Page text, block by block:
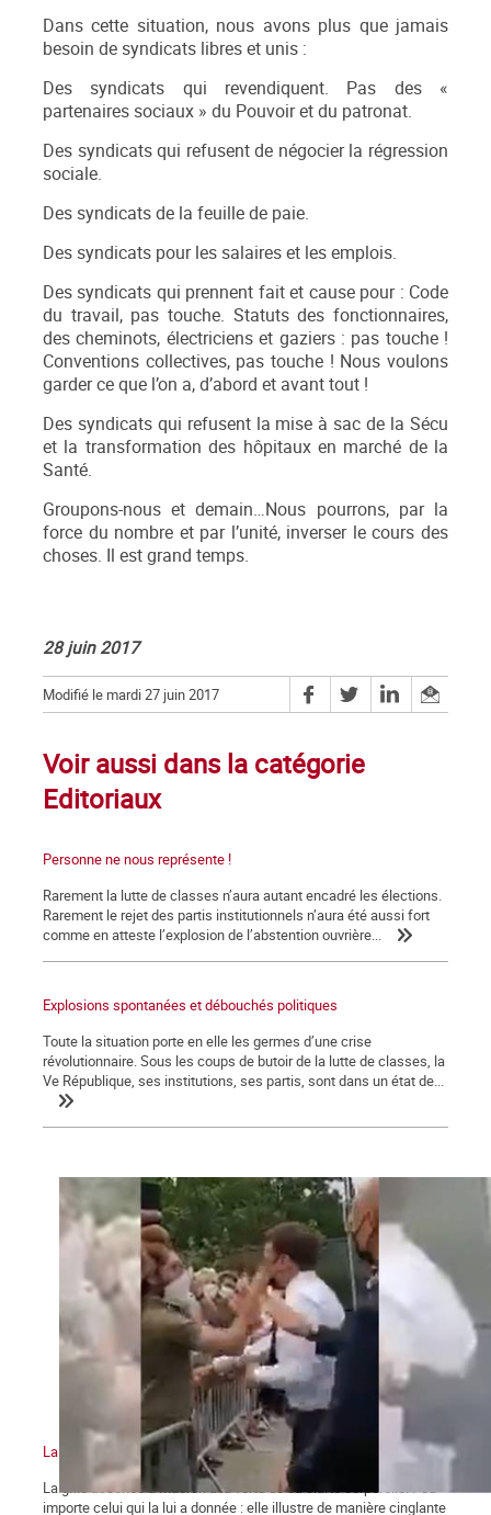
Dans cette situation, nous avons plus que jamais
besoin de syndicats libres et unis :
Des syndicats qui revendiquent. Pas des «
partenaires sociaux » du Pouvoir et du patronat.
Des syndicats qui refusent de négocier la régression
sociale.
Des syndicats de la feuille de paie.
Des syndicats pour les salaires et les emplois.
Des syndicats qui prennent fait et cause pour : Code
du travail, pas touche. Statuts des fonctionnaires,
des cheminots, électriciens et gaziers : pas touche !
Conventions collectives, pas touche ! Nous voulons
garder ce que l’on a, d’abord et avant tout !
Des syndicats qui refusent la mise à sac de la Sécu
et la transformation des hôpitaux en marché de la
Santé.
Groupons-nous et demain…Nous pourrons, par la
force du nombre et par l’unité, inverser le cours des
choses. Il est grand temps.
28 juin 2017
Modifié le mardi 27 juin 2017
Voir aussi dans la catégorie
Editoriaux
Personne ne nous représente !
Rarement la lutte de classes n’aura autant encadré les élections.
Rarement le rejet des partis institutionnels n’aura été aussi fort
comme en atteste l’explosion de l’abstention ouvrière...
Explosions spontanées et débouchés politiques
Toute la situation porte en elle les germes d’une crise
révolutionnaire. Sous les coups de butoir de la lutte de classes, la
Ve République, ses institutions, ses partis, sont dans un état de...
La gifle et la manifestation du 12 juin 2021
La gifle assénée à Macron a la vertu de sa clarté corporelle. Peu
importe celui qui la lui a donnée : elle illustre de manière cinglante